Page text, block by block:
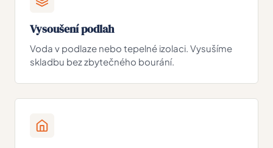
Vysoušení podlah
Voda v podlaze nebo tepelné izolaci. Vysušíme
skladbu bez zbytečného bourání.